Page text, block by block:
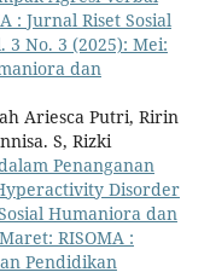
: Jurnal Riset Sosial
No. 3 (2025): Mei:
dan
Ariesca Putri, Ririn
S, Rizki
Penanganan
Disorder
Humaniora dan
RISOMA :
Pendidikan